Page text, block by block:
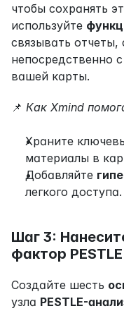
чтобы сохранять
используйте
связывать отчеты,
непосредственно
вашей карты.
📌 Как Xmind
Храните
материалы в
Добавляйте
легкого доступа.
Шаг 3:
фактор PESTLE
Создайте шесть
узла PESTLE-